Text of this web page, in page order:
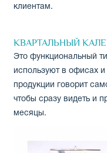
клиентам.
КВАРТАЛЬНЫЙ
Это функциональный
используют в офисах
продукции говорит
чтобы сразу видеть и
месяцы.